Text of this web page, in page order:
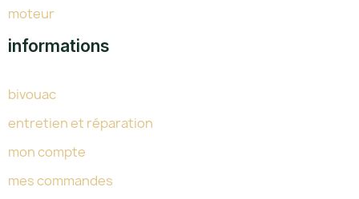
moteur
informations
bivouac
entretien et réparation
mon compte
mes commandes